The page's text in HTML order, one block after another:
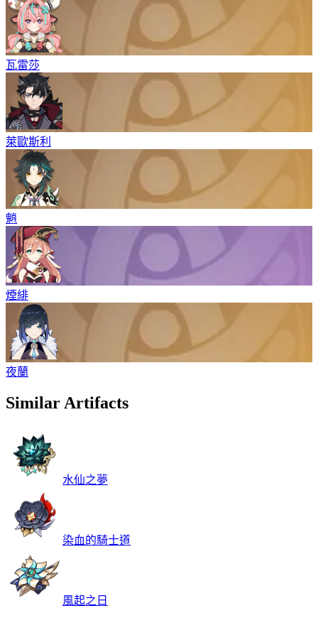
瓦雷莎
萊歐斯利
魈
煙緋
夜蘭
Similar Artifacts
水仙之夢
染血的騎士道
風起之日